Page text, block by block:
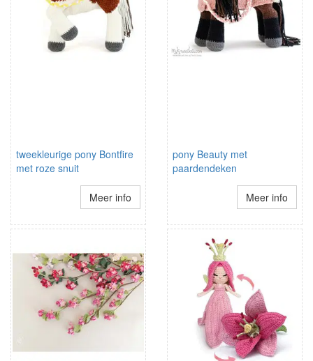
tweekleurige pony Bontfire
met roze snuit
Meer info
pony Beauty met
paardendeken
Meer info